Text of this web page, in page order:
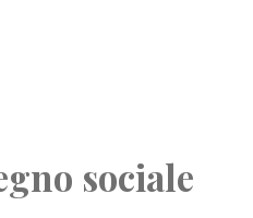
sociale